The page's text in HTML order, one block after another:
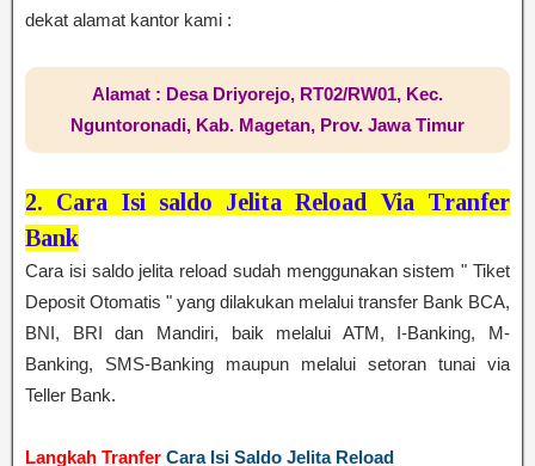
dekat alamat kantor kami :
Alamat : Desa Driyorejo, RT02/RW01, Kec.
Nguntoronadi, Kab. Magetan, Prov. Jawa Timur
2. Cara Isi saldo Jelita Reload Via Tranfer
Bank
Cara isi saldo jelita reload sudah menggunakan sistem " Tiket
Deposit Otomatis " yang dilakukan melalui transfer Bank BCA,
BNI, BRI dan Mandiri, baik melalui ATM, I-Banking, M-
Banking, SMS-Banking maupun melalui setoran tunai via
Teller Bank.
Langkah Tranfer Cara Isi Saldo Jelita Reload